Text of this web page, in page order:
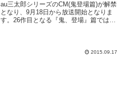
au三太郎シリーズのCM(鬼登場篇)が解禁
となり、9月18日から放送開始となりま
す。26作目となる『鬼、登場』篇では、
2015.09.17